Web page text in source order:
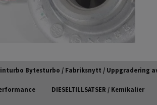
Bytesturbo / Fabriksnytt / Uppgradering
DIESELTILLSATSER / Kemikalier